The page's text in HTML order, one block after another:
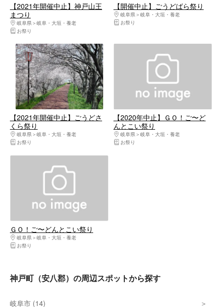
【2021年開催中止】神戸山王
まつり
岐阜県
岐阜・大垣・養老
お祭り
【開催中止】ごうどばら祭り
岐阜県
岐阜・大垣・養老
お祭り
【2021年開催中止】ごうどさ
くら祭り
岐阜県
岐阜・大垣・養老
お祭り
【2020年中止】ＧＯ！ご〜ど
んとこい祭り
岐阜県
岐阜・大垣・養老
お祭り
ＧＯ！ご〜どんとこい祭り
岐阜県
岐阜・大垣・養老
お祭り
神戸町（安八郡）の周辺スポットから探す
岐阜市 (14)